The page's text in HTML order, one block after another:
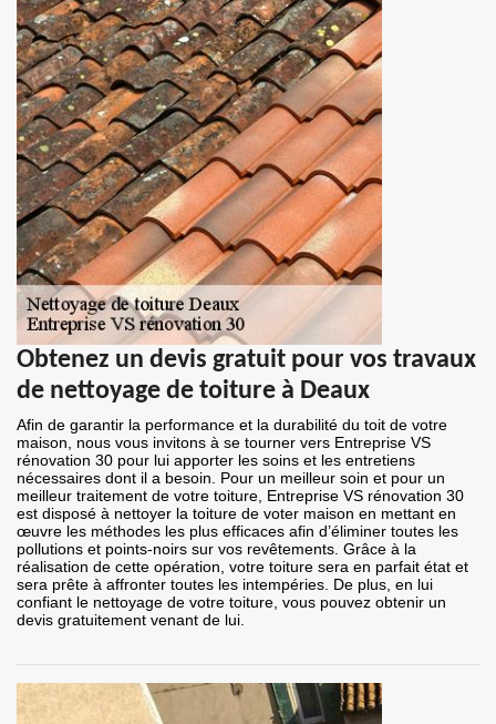
Obtenez un devis gratuit pour vos travaux
de nettoyage de toiture à Deaux
Afin de garantir la performance et la durabilité du toit de votre
maison, nous vous invitons à se tourner vers Entreprise VS
rénovation 30 pour lui apporter les soins et les entretiens
nécessaires dont il a besoin. Pour un meilleur soin et pour un
meilleur traitement de votre toiture, Entreprise VS rénovation 30
est disposé à nettoyer la toiture de voter maison en mettant en
œuvre les méthodes les plus efficaces afin d’éliminer toutes les
pollutions et points-noirs sur vos revêtements. Grâce à la
réalisation de cette opération, votre toiture sera en parfait état et
sera prête à affronter toutes les intempéries. De plus, en lui
confiant le nettoyage de votre toiture, vous pouvez obtenir un
devis gratuitement venant de lui.